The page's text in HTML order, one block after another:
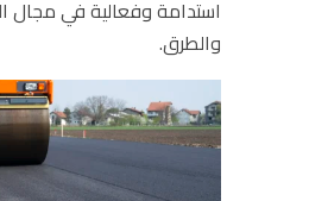
استدامة وفعالية في مجال
والطرق.